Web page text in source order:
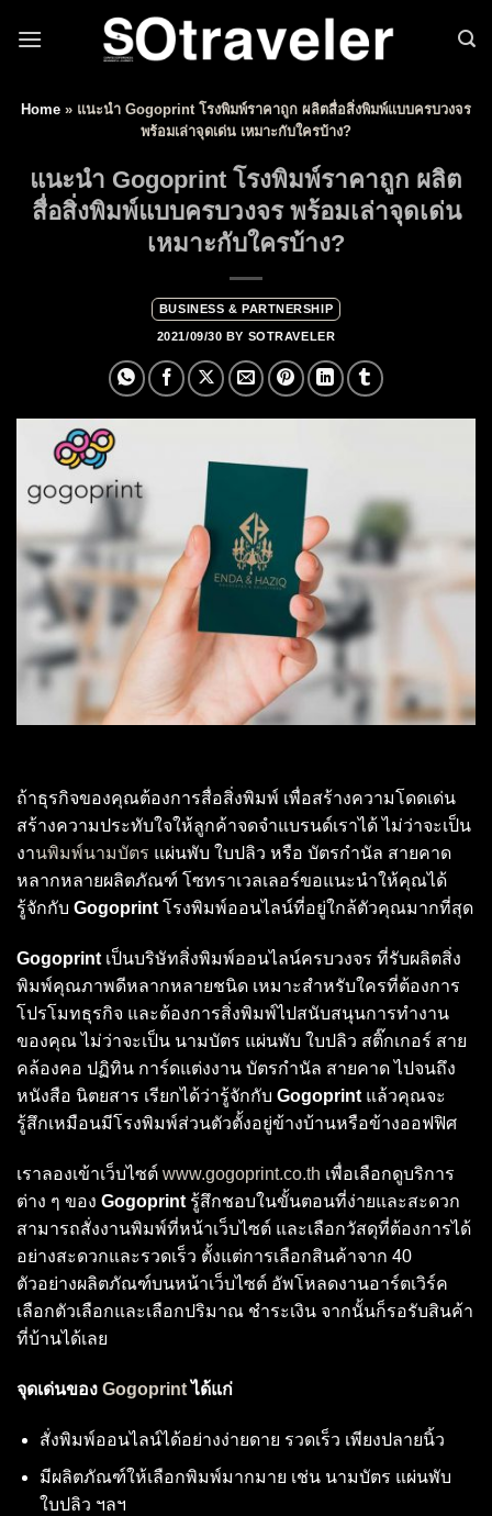
Home » แนะนำ Gogoprint โรงพิมพ์ราคาถูก ผลิตสื่อสิ่งพิมพ์แบบครบวงจร
พร้อมเล่าจุดเด่น เหมาะกับใครบ้าง?
แนะนำ Gogoprint โรงพิมพ์ราคาถูก ผลิต
สื่อสิ่งพิมพ์แบบครบวงจร พร้อมเล่าจุดเด่น
เหมาะกับใครบ้าง?
BUSINESS & PARTNERSHIP
2021/09/30 BY SOTRAVELER
ถ้าธุรกิจของคุณต้องการสื่อสิ่งพิมพ์ เพื่อสร้างความโดดเด่น
สร้างความประทับใจให้ลูกค้าจดจำแบรนด์เราได้ ไม่ว่าจะเป็น
งานพิมพ์นามบัตร แผ่นพับ ใบปลิว หรือ บัตรกำนัล สายคาด
หลากหลายผลิตภัณฑ์ โซทราเวลเลอร์ขอแนะนำให้คุณได้
รู้จักกับ Gogoprintโรงพิมพ์ออนไลน์ที่อยู่ใกล้ตัวคุณมากที่สุด
Gogoprint เป็นบริษัทสิ่งพิมพ์ออนไลน์ครบวงจร ที่รับผลิตสิ่ง
พิมพ์คุณภาพดีหลากหลายชนิด เหมาะสำหรับใครที่ต้องการ
โปรโมทธุรกิจ และต้องการสิ่งพิมพ์ไปสนับสนุนการทำงาน
ของคุณ ไม่ว่าจะเป็น นามบัตร แผ่นพับ ใบปลิว สติ๊กเกอร์ สาย
คล้องคอ ปฏิทิน การ์ดแต่งงาน บัตรกำนัล สายคาด ไปจนถึง
หนังสือ นิตยสาร เรียกได้ว่ารู้จักกับ Gogoprint แล้วคุณจะ
รู้สึกเหมือนมีโรงพิมพ์ส่วนตัวตั้งอยู่ข้างบ้านหรือข้างออฟฟิศ
เราลองเข้าเว็บไซต์ www.gogoprint.co.th เพื่อเลือกดูบริการ
ต่าง ๆ ของ Gogoprint รู้สึกชอบในขั้นตอนที่ง่ายและสะดวก
สามารถสั่งงานพิมพ์ที่หน้าเว็บไซต์ และเลือกวัสดุที่ต้องการได้
อย่างสะดวกและรวดเร็ว ตั้งแต่การเลือกสินค้าจาก 40
ตัวอย่างผลิตภัณฑ์บนหน้าเว็บไซต์ อัพโหลดงานอาร์ตเวิร์ค
เลือกตัวเลือกและเลือกปริมาณ ชำระเงิน จากนั้นก็รอรับสินค้า
ที่บ้านได้เลย
จุดเด่นของ Gogoprintได้แก่
สั่งพิมพ์ออนไลน์ได้อย่างง่ายดาย รวดเร็ว เพียงปลายนิ้ว
มีผลิตภัณฑ์ให้เลือกพิมพ์มากมาย เช่น นามบัตร แผ่นพับ
ใบปลิว ฯลฯ